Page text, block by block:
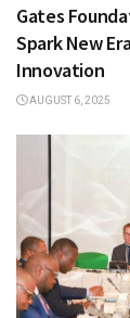
Gates
Spark New
Innovation
AUGUST 6, 2025